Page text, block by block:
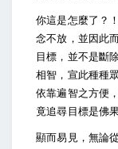
你這是怎麼了？
念不放，並因此
目標，並不是斷
相智，宣此種種
依靠遍智之方便
竟追尋目標是佛
顯而易見，無論